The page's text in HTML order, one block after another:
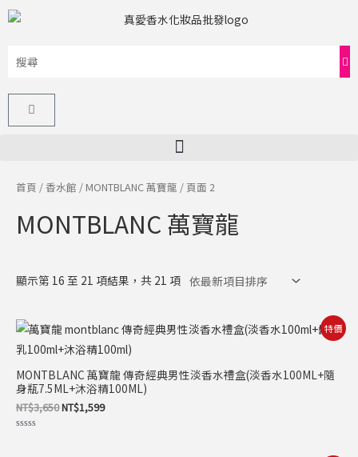
跳
購
首頁 / 香水館 / MONTBLANC 萬寶龍 / 頁面 2
MONTBLANC 萬寶龍
顯示第 16 至 21 項結果，共 21 項
特價
MONTBLANC 萬寶龍 傳奇經典男性淡香水禮盒(淡香水100ML+隨
身瓶7.5ML+沐浴精100ML)
NT$3,650
原
始
價
NT$3,650。
NT$1,599
目
前
價
NT$1,599。